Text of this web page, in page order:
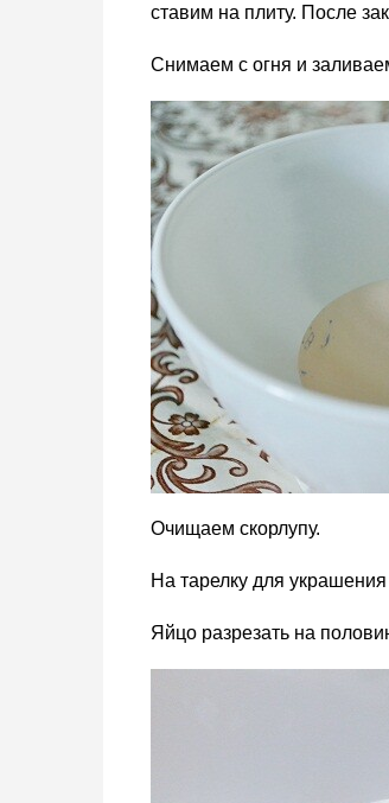
ставим на плиту. После
Снимаем с огня и
Очищаем скорлупу.
На тарелку для
Яйцо разрезать на